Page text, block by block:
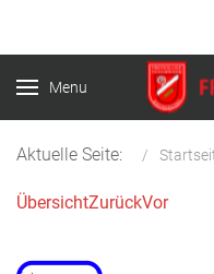
Menu
Aktuelle Seite:
ÜbersichtZurückVor